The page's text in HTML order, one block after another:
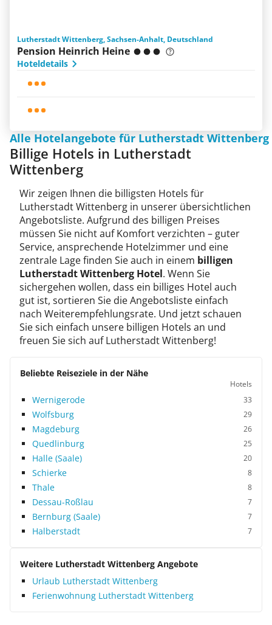
Lutherstadt Wittenberg, Sachsen-Anhalt, Deutschland
Pension Heinrich Heine
Hoteldetails
Alle Hotelangebote für Lutherstadt Wittenberg
Billige Hotels in Lutherstadt
Wittenberg
Wir zeigen Ihnen die billigsten Hotels für
Lutherstadt Wittenberg in unserer übersichtlichen
Angebotsliste. Aufgrund des billigen Preises
müssen Sie nicht auf Komfort verzichten – guter
Service, ansprechende Hotelzimmer und eine
zentrale Lage finden Sie auch in einem billigen
Lutherstadt Wittenberg Hotel. Wenn Sie
sichergehen wollen, dass ein billiges Hotel auch
gut ist, sortieren Sie die Angebotsliste einfach
nach Weiterempfehlungsrate. Und jetzt schauen
Sie sich einfach unsere billigen Hotels an und
freuen Sie sich auf Lutherstadt Wittenberg!
Beliebte Reiseziele in der Nähe
Hotels
Wernigerode 33
Wolfsburg 29
Magdeburg 26
Quedlinburg 25
Halle (Saale) 20
Schierke 8
Thale 8
Dessau-Roßlau 7
Bernburg (Saale) 7
Halberstadt 7
Weitere Lutherstadt Wittenberg Angebote
Urlaub Lutherstadt Wittenberg
Ferienwohnung Lutherstadt Wittenberg